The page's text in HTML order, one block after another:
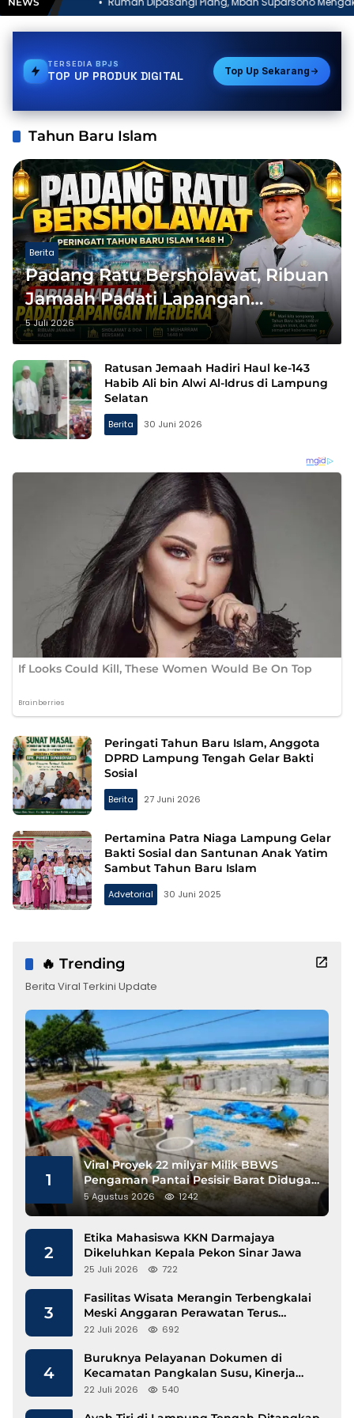
“Saya Anggap Mereka Saudara Kandung”
TERSEDIAGAS
TOP UP PRODUK DIGITAL Top Up Sekarang
Tahun Baru Islam
Berita
Padang Ratu Bersholawat, Ribuan
Jamaah Padati Lapangan
Merdeka
5 Juli 2026
Ratusan Jemaah Hadiri Haul ke-143
Habib Ali bin Alwi Al-Idrus di Lampung
Selatan
Berita 30 Juni 2026
Peringati Tahun Baru Islam, Anggota
DPRD Lampung Tengah Gelar Bakti
Sosial
Berita 27 Juni 2026
Pertamina Patra Niaga Lampung Gelar
Bakti Sosial dan Santunan Anak Yatim
Sambut Tahun Baru Islam
Advetorial 30 Juni 2025
🔥 Trending
Berita Viral Terkini Update
1
Viral Proyek 22 milyar Milik BBWS
Pengaman Pantai Pesisir Barat Diduga
Gunakan Besi Banci
5 Agustus 2026 1242
2
Etika Mahasiswa KKN Darmajaya
Dikeluhkan Kepala Pekon Sinar Jawa
25 Juli 2026 722
3
Fasilitas Wisata Merangin Terbengkalai
Meski Anggaran Perawatan Terus
Mengalir
22 Juli 2026 692
4
Buruknya Pelayanan Dokumen di
Kecamatan Pangkalan Susu, Kinerja
Disdukcapil Langkat Disorot
22 Juli 2026 540